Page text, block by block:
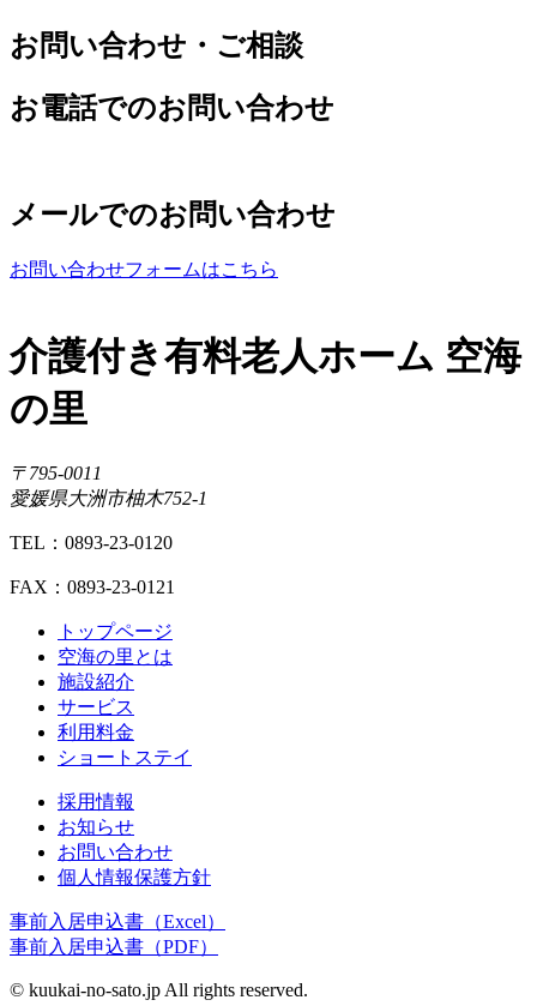
お問い合わせ・ご相談
お電話でのお問い合わせ
メールでのお問い合わせ
お問い合わせフォームはこちら
介護付き有料老人ホーム 空海
の里
〒795-0011
愛媛県大洲市柚木752-1
TEL：0893-23-0120
FAX：0893-23-0121
トップページ
空海の里とは
施設紹介
サービス
利用料金
ショートステイ
採用情報
お知らせ
お問い合わせ
個人情報保護方針
事前入居申込書（Excel）
事前入居申込書（PDF）
© kuukai-no-sato.jp All rights reserved.